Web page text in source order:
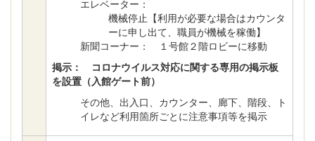
エレベーター：
機械停止【利用が必要な場合はカウンタ
ーに申し出て、職員が機械を稼働】
新聞コーナー： １号館２階ロビーに移動
掲示： コロナウイルス対応に関する専用の掲示板
を設置（入館ゲート前）
その他、出入口、カウンター、廊下、階段、ト
イレなど利用箇所ごとに注意事項等を掲示